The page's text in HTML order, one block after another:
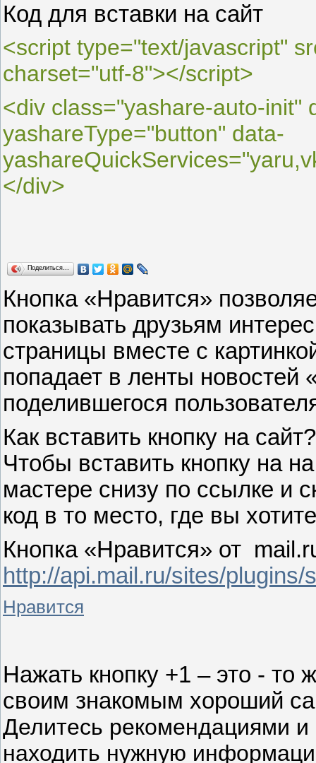
Код для вставки на сайт
<script type="text/javascript"
charset="utf-8"></script>
<div class="yashare-auto-init"
yashareType="button" data-
</div>
Поделиться…
Кнопка «Нравится»
показывать друзьям
страницы вместе с
попадает в ленты новостей
поделившегося
Как вставить кнопку на сайт?
Чтобы вставить кнопку на
мастере снизу по ссылке и
код в то место, где вы
Кнопка «Нравится» от mail.
http://api.mail.ru/sites/plugins/
Нравится
Нажать кнопку +1 – это - то
своим знакомым хороший
Делитесь рекомендациями и
находить нужную